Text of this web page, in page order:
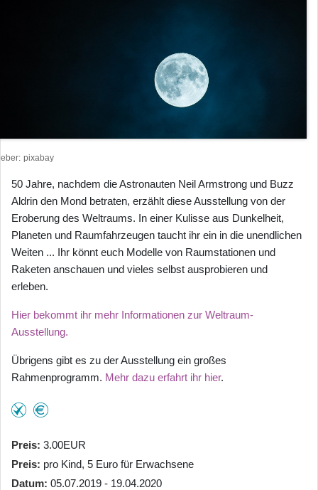
pixabay
50 Jahre, nachdem die Astronauten Neil Armstrong und Buzz
Aldrin den Mond betraten, erzählt diese Ausstellung von der
Eroberung des Weltraums. In einer Kulisse aus Dunkelheit,
Planeten und Raumfahrzeugen taucht ihr ein in die unendlichen
Weiten ... Ihr könnt euch Modelle von Raumstationen und
Raketen anschauen und vieles selbst ausprobieren und
erleben.
Hier bekommt ihr mehr Informationen zur Weltraum-
Ausstellung.
Übrigens gibt es zu der Ausstellung ein großes
Rahmenprogramm. Mehr dazu erfahrt ihr hier.
Preis 3.00EUR
Preis pro Kind, 5 Euro für Erwachsene
Datum 05.07.2019 - 19.04.2020